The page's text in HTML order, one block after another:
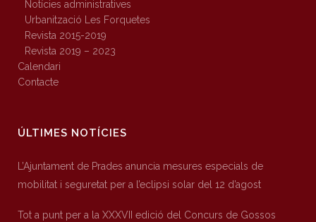
Notícies administratives
Urbanització Les Forquetes
Revista 2015-2019
Revista 2019 – 2023
Calendari
Contacte
ÚLTIMES NOTÍCIES
L’Ajuntament de Prades anuncia mesures especials de
mobilitat i seguretat per a l’eclipsi solar del 12 d’agost
Tot a punt per a la XXXVII edició del Concurs de Gossos